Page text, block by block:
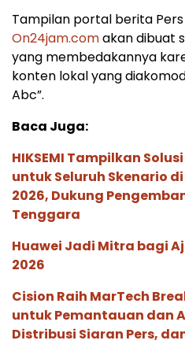
Tampilan portal berita
On24jam.comakan dibuat
yang membedakannya
konten lokal yang
Abc”.
Baca Juga:
HIKSEMI Tampilkan
untuk Seluruh Skenario
2026, Dukung
Tenggara
Huawei Jadi Mitra bagi
2026
Cision Raih MarTech
untuk Pemantauan dan
Distribusi Siaran Pers,